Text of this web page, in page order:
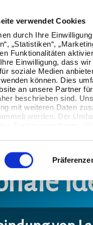
verwendet Cookies
durch Ihre
„Statistiken“,
Funktionalitäten
Einwilligung, dass
soziale Medien
können. Dies
an unsere Partner
beschrieben sind.
mit weiteren Daten
werden. Der
jederzeit
berührt wird.